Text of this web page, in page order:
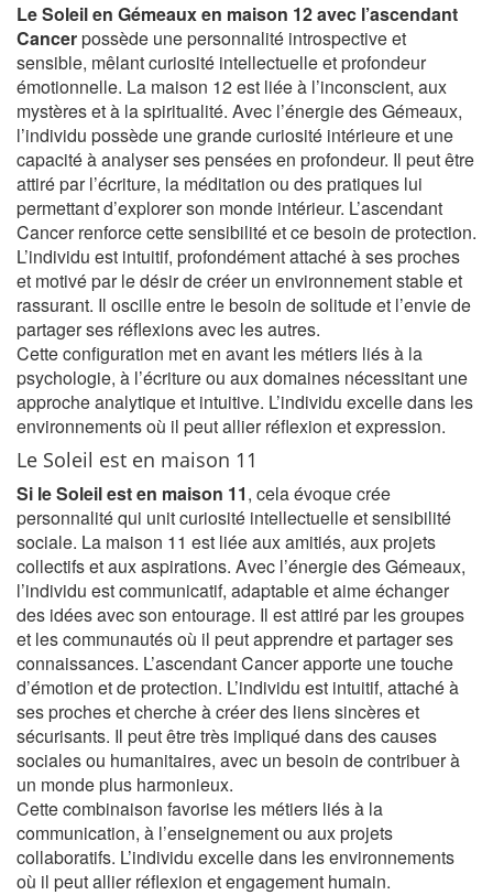
Le Soleil en Gémeaux en maison 12 avec l’ascendant
Cancerpossède une personnalité introspective et
sensible, mêlant curiosité intellectuelle et profondeur
émotionnelle. La maison 12 est liée à l’inconscient, aux
mystères et à la spiritualité. Avec l’énergie des Gémeaux,
l’individu possède une grande curiosité intérieure et une
capacité à analyser ses pensées en profondeur. Il peut être
attiré par l’écriture, la méditation ou des pratiques lui
permettant d’explorer son monde intérieur. L’ascendant
Cancer renforce cette sensibilité et ce besoin de protection.
L’individu est intuitif, profondément attaché à ses proches
et motivé par le désir de créer un environnement stable et
rassurant. Il oscille entre le besoin de solitude et l’envie de
partager ses réflexions avec les autres.
Cette configuration met en avant les métiers liés à la
psychologie, à l’écriture ou aux domaines nécessitant une
approche analytique et intuitive. L’individu excelle dans les
environnements où il peut allier réflexion et expression.
Le Soleil est en maison 11
Si le Soleil est en maison 11, cela évoque crée
personnalité qui unit curiosité intellectuelle et sensibilité
sociale. La maison 11 est liée aux amitiés, aux projets
collectifs et aux aspirations. Avec l’énergie des Gémeaux,
l’individu est communicatif, adaptable et aime échanger
des idées avec son entourage. Il est attiré par les groupes
et les communautés où il peut apprendre et partager ses
connaissances. L’ascendant Cancer apporte une touche
d’émotion et de protection. L’individu est intuitif, attaché à
ses proches et cherche à créer des liens sincères et
sécurisants. Il peut être très impliqué dans des causes
sociales ou humanitaires, avec un besoin de contribuer à
un monde plus harmonieux.
Cette combinaison favorise les métiers liés à la
communication, à l’enseignement ou aux projets
collaboratifs. L’individu excelle dans les environnements
où il peut allier réflexion et engagement humain.